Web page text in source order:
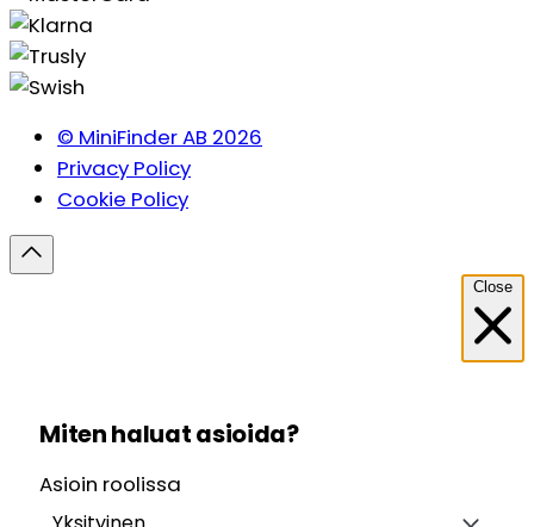
© MiniFinder AB 2026
Privacy Policy
Cookie Policy
Close
Miten haluat asioida?
Asioin roolissa